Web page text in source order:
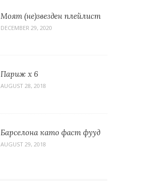
Моят (не)звезден плейлист
DECEMBER 29, 2020
Париж x 6
AUGUST 28, 2018
Барселона като фаст фууд
AUGUST 29, 2018